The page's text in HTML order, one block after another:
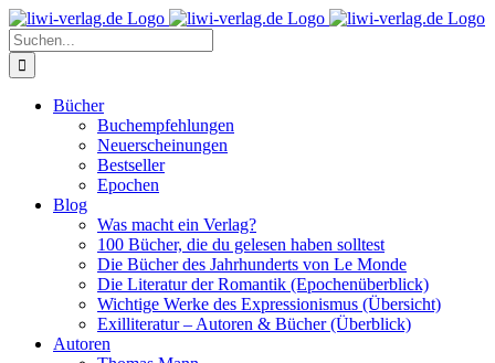
Skip
to
content
Suche
nach:
Bücher
Buchempfehlungen
Neuerscheinungen
Bestseller
Epochen
Blog
Was macht ein Verlag?
100 Bücher, die du gelesen haben solltest
Die Bücher des Jahrhunderts von Le Monde
Die Literatur der Romantik (Epochenüberblick)
Wichtige Werke des Expressionismus (Übersicht)
Exilliteratur – Autoren & Bücher (Überblick)
Autoren